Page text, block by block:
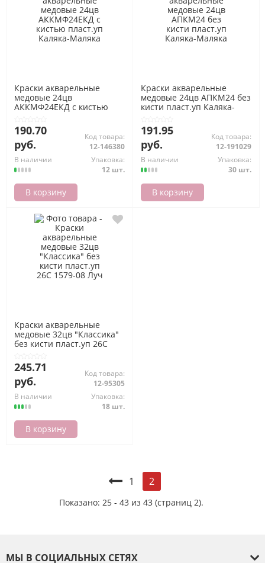
Краски акварельные
медовые 24цв
АККМФ24ЕКД с кистью
190.70
руб.
Код товара:
12-146380
В наличии
Упаковка:
12 шт.
В корзину
Краски акварельные
медовые 24цв АПКМ24 без
кисти пласт.уп Каляка-
191.95
руб.
Код товара:
12-191029
В наличии
Упаковка:
30 шт.
В корзину
Краски акварельные
медовые 32цв "Классика"
без кисти пласт.уп 26С
245.71
руб.
Код товара:
12-95305
В наличии
Упаковка:
18 шт.
В корзину
1 2
Показано: 25 - 43 из 43 (страниц 2).
МЫ В СОЦИАЛЬНЫХ СЕТЯХ